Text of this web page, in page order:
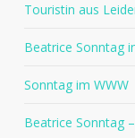
Touristin aus
Beatrice Sonntag
Sonntag im WWW
Beatrice Sonntag